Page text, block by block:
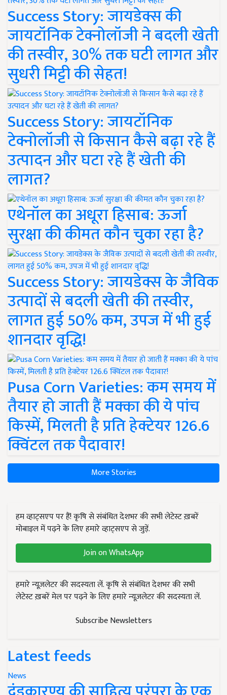
Success Story: जायडेक्स की
जायटॉनिक टेक्नोलॉजी ने बदली खेती
की तस्वीर, 30% तक घटी लागत और
सुधरी मिट्टी की सेहत!
Success Story: जायटॉनिक
टेक्नोलॉजी से किसान कैसे बढ़ा रहे हैं
उत्पादन और घटा रहे हैं खेती की
लागत?
एथेनॉल का अधूरा हिसाब: ऊर्जा
सुरक्षा की कीमत कौन चुका रहा है?
Success Story: जायडेक्स के जैविक
उत्पादों से बदली खेती की तस्वीर,
लागत हुई 50% कम, उपज में भी हुई
शानदार वृद्धि!
Pusa Corn Varieties: कम समय में
तैयार हो जाती हैं मक्का की ये पांच
किस्में, मिलती है प्रति हेक्टेयर 126.6
क्विंटल तक पैदावार!
More Stories
हम व्हाट्सएप पर हैं! कृषि से संबंधित देशभर की सभी लेटेस्ट ख़बरें
मोबाइल में पढ़ने के लिए हमारे व्हाट्सएप से जुड़ें.
Join on WhatsApp
हमारे न्यूज़लेटर की सदस्यता लें. कृषि से संबंधित देशभर की सभी
लेटेस्ट ख़बरें मेल पर पढ़ने के लिए हमारे न्यूज़लेटर की सदस्यता लें.
Subscribe Newsletters
Latest feeds
News